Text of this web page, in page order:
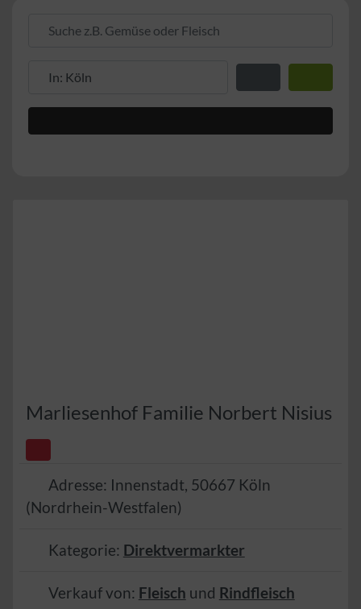
Marliesenhof Familie Norbert Nisius
Adresse: Innenstadt, 50667 Köln
(Nordrhein-Westfalen)
Kategorie: Direktvermarkter
Verkauf von: Fleisch und Rindfleisch